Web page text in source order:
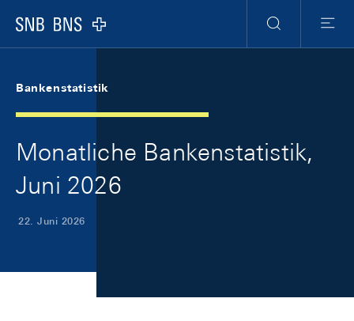
Logo
Suche
Menu
Bankenstatistik
Monatliche Bankenstatistik,
Juni 2026
22. Juni 2026